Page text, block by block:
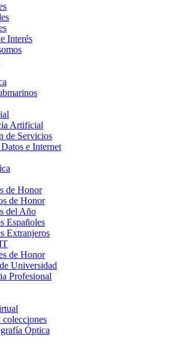
Interés
Artificial
de Servicios
e Internet
de Honor
de Honor
del Año
Españoles
Extranjeros
de Honor
Universidad
Profesional
colecciones
Óptica